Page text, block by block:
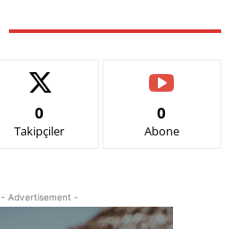
0
Takipçiler
0
Abone
- Advertisement -